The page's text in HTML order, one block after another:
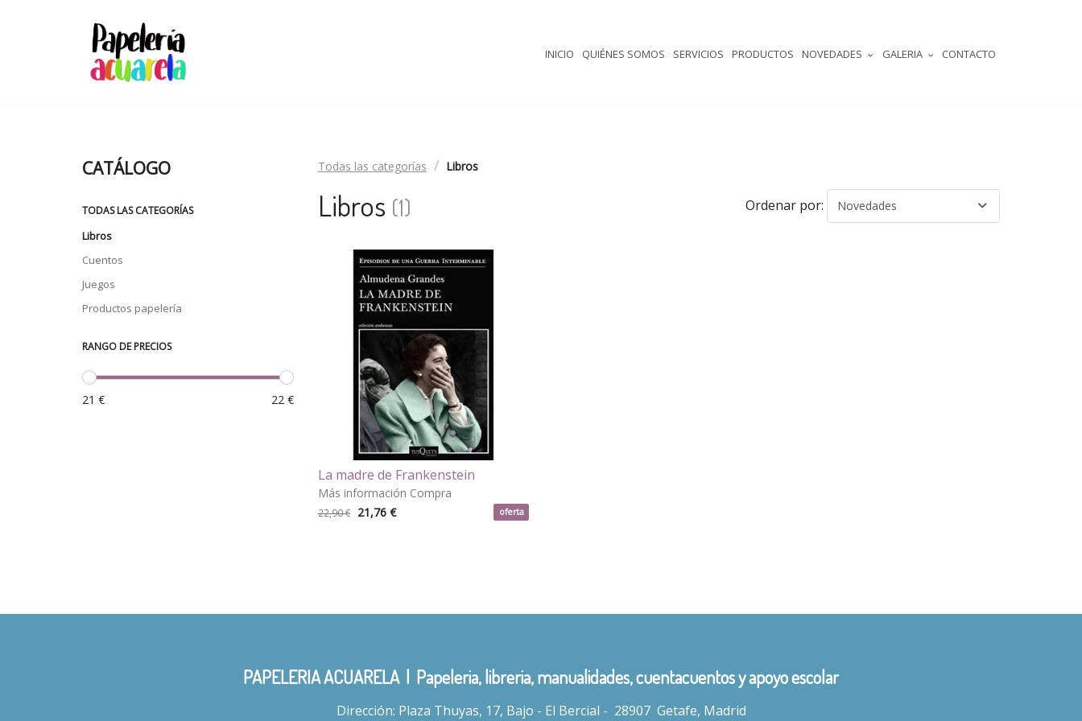
INICIO QUIÉNES SOMOS SERVICIOS PRODUCTOS NOVEDADES GALERIA CONTACTO
CATÁLOGO
TODAS LAS CATEGORÍAS
Libros
Cuentos
Juegos
Productos papelería
RANGO DE PRECIOS
21 € 22 €
Todas las categorías Libros
Libros (1) Ordenar por: Novedades
La madre de Frankenstein
Más información Compra
22,90 € 21,76 € oferta
PAPELERIA ACUARELA | Papeleria, libreria, manualidades, cuentacuentos y apoyo escolar
Dirección: Plaza Thuyas, 17, Bajo - El Bercial - 28907 Getafe, Madrid